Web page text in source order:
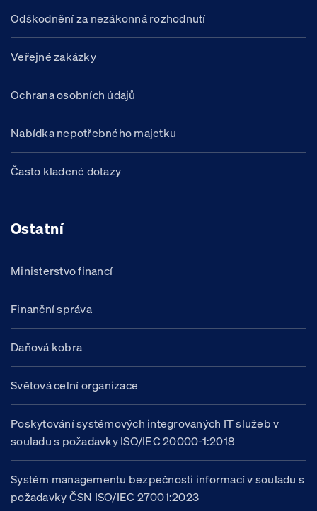
Odškodnění za nezákonná rozhodnutí
Veřejné zakázky
Ochrana osobních údajů
Nabídka nepotřebného majetku
Často kladené dotazy
Ostatní
Ministerstvo financí
Finanční správa
Daňová kobra
Světová celní organizace
Poskytování systémových integrovaných IT služeb v
souladu s požadavky ISO/IEC 20000-1:2018
Systém managementu bezpečnosti informací v souladu s
požadavky ČSN ISO/IEC 27001:2023